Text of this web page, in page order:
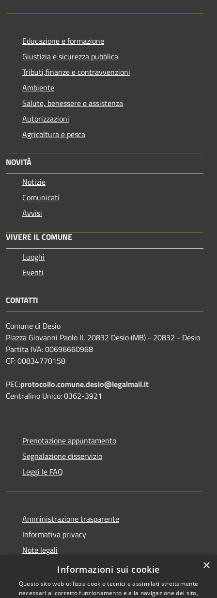
Educazione e formazione
Giustizia e sicurezza pubblica
Tributi,finanze e contravvenzioni
Ambiente
Salute, benessere e assistenza
Autorizzazioni
Agricoltura e pesca
NOVITÀ
Notizie
Comunicati
Avvisi
VIVERE IL COMUNE
Luoghi
Eventi
CONTATTI
Comune di Desio
Piazza Giovanni Paolo II, 20832 Desio (MB) - 20832 - Desio
Partita IVA: 00696660968
CF: 00834770158
PEC:protocollo.comune.desio@legalmail.it
Centralino Unico: 0362-3921
Prenotazione appuntamento
Segnalazione disservizio
Leggi le FAQ
Amministrazione trasparente
Informativa privacy
Note legali
Dichiarazione di accessibilità
×
Informazioni sui cookie
Questo sito web utilizza cookie tecnici e assimilati strettamente
necessari al corretto funzionamento e alla navigazione del sito,